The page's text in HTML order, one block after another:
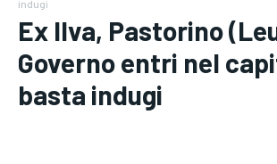
indugi
Ex Ilva, Pastorino
Governo entri nel
basta indugi